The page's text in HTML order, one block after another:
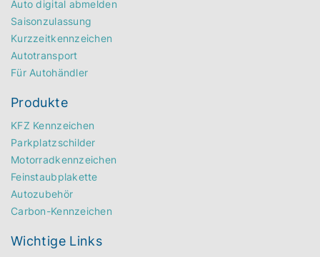
Auto digital abmelden
Saisonzulassung
Kurzzeitkennzeichen
Autotransport
Für Autohändler
Produkte
KFZ Kennzeichen
Parkplatzschilder
Motorradkennzeichen
Feinstaubplakette
Autozubehör
Carbon-Kennzeichen
Wichtige Links